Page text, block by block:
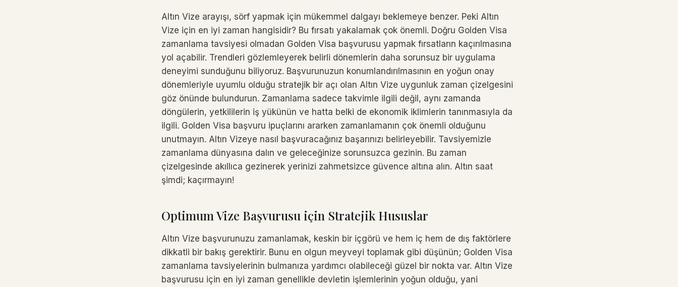
Altın Vize arayışı, sörf yapmak için mükemmel dalgayı beklemeye benzer. Peki Altın
Vize için en iyi zaman hangisidir? Bu fırsatı yakalamak çok önemli. Doğru Golden Visa
zamanlama tavsiyesi olmadan Golden Visa başvurusu yapmak fırsatların kaçırılmasına
yol açabilir. Trendleri gözlemleyerek belirli dönemlerin daha sorunsuz bir uygulama
deneyimi sunduğunu biliyoruz. Başvurunuzun konumlandırılmasının en yoğun onay
dönemleriyle uyumlu olduğu stratejik bir açı olan Altın Vize uygunluk zaman çizelgesini
göz önünde bulundurun. Zamanlama sadece takvimle ilgili değil, aynı zamanda
döngülerin, yetkililerin iş yükünün ve hatta belki de ekonomik iklimlerin tanınmasıyla da
ilgili. Golden Visa başvuru ipuçlarını ararken zamanlamanın çok önemli olduğunu
unutmayın. Altın Vizeye nasıl başvuracağınız başarınızı belirleyebilir. Tavsiyemizle
zamanlama dünyasına dalın ve geleceğinize sorunsuzca gezinin. Bu zaman
çizelgesinde akıllıca gezinerek yerinizi zahmetsizce güvence altına alın. Altın saat
şimdi; kaçırmayın!
Optimum Vize Başvurusu için Stratejik Hususlar
Altın Vize başvurunuzu zamanlamak, keskin bir içgörü ve hem iç hem de dış faktörlere
dikkatli bir bakış gerektirir. Bunu en olgun meyveyi toplamak gibi düşünün; Golden Visa
zamanlama tavsiyelerinin bulmanıza yardımcı olabileceği güzel bir nokta var. Altın Vize
başvurusu için en iyi zaman genellikle devletin işlemlerinin yoğun olduğu, yani